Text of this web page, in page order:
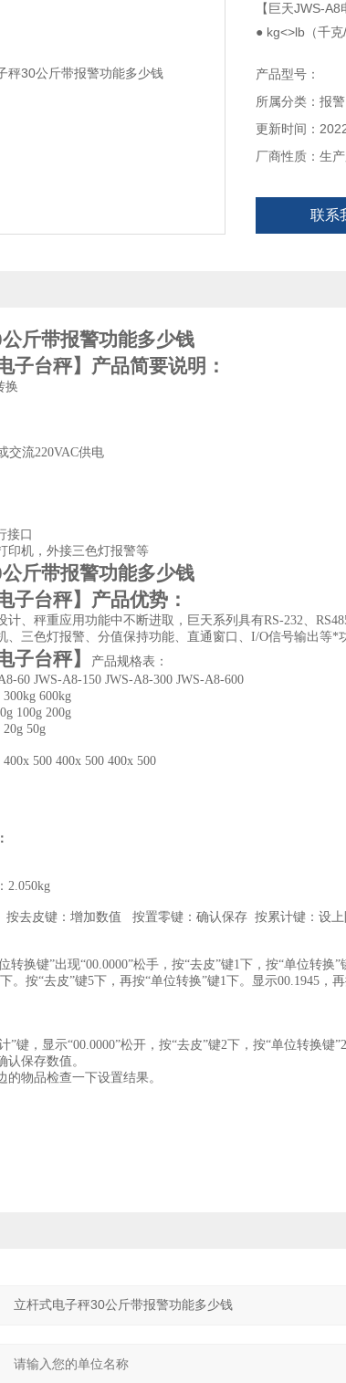
【巨天JWS-
● kg<>lb（千
● 上下限重量报
● 重量累加功能
● 6V/4Ah铅酸
● 软件自动校正
● 不锈钢秤盘
● 秤量/分度值
产品型号：
所属分类：报
更新时间：
厂商性质：生
联系
斤带报警功能多少钱
子台秤】 产品简要说明：
换
交流220VAC供电
接口
印机，外接三色灯报警等
斤带报警功能多少钱
子台秤】 产品优势：
计、秤重应用功能中不断进取，巨天系列具有RS-232、
、三色灯报警、分值保持功能、直通窗口、I/O信号输出等*
子台秤】
产品规格表：
60 JWS-A8-150 JWS-A8-300 JWS-A8-600
300kg 600kg
100g 200g
20g 50g
400x 500 400x 500 400x 500
按去皮键：增加数值 按置零键：确认保存 按累计键：设上
转换键”出现“00.0000”松手，按“去皮”键1下，按“单位转换
。按“去皮”键5下，再按“单位转换”键1下。显示00.1945，
”键，显示“00.0000”松开，按“去皮”键2下，按“单位转换键
认保存数值。
物品检查一下设置结果。